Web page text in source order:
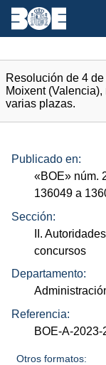
Resolución de 4
Moixent
varias plazas.
Publicado en:
«BOE» núm.
136049 a
Sección:
II.
concursos
Departamento:
Referencia:
BOE-A-2023-
Otros formatos: